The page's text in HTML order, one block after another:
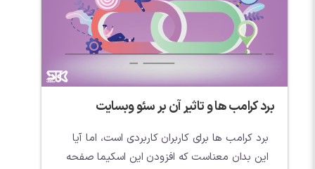
برد کرامب ها و تاثیر آن بر سئو وبسایت
برد کرامب ها برای کاربران کاربردی است، اما آیا
این بدان معناست که افزودن این اسکیما صفحه